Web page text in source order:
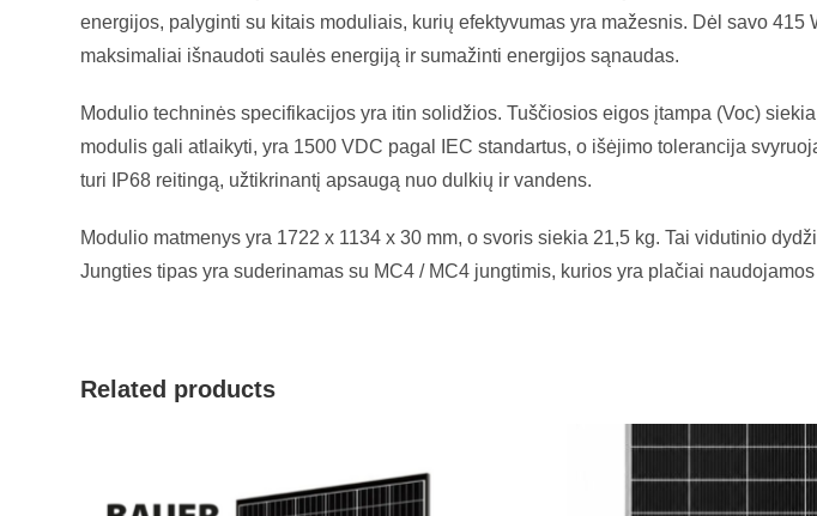
energijos, palyginti su kitais moduliais, kurių efektyvumas yra mažesnis. Dėl savo
maksimaliai išnaudoti saulės energiją ir sumažinti energijos sąnaudas.
Modulio techninės specifikacijos yra itin solidžios. Tuščiosios eigos įtampa (Voc)
modulis gali atlaikyti, yra 1500 VDC pagal IEC standartus, o išėjimo tolerancija
turi IP68 reitingą, užtikrinantį apsaugą nuo dulkių ir vandens.
Modulio matmenys yra 1722 x 1134 x 30 mm, o svoris siekia 21,5 kg. Tai vidutinio
Jungties tipas yra suderinamas su MC4 / MC4 jungtimis, kurios yra plačiai
Related products